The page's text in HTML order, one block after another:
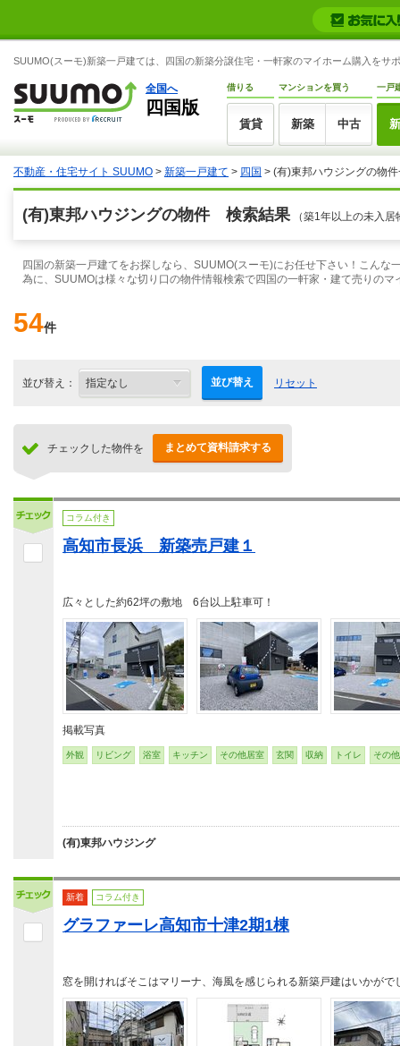
SUUMO(スーモ)新築一戸建ては、四国の新築分譲住宅・一軒家のマイホーム購入をサ
全国へ
四国版
借りる
賃貸
マンションを買う
新築 中古
一戸
不動産・住宅サイト SUUMO > 新築一戸建て > 四国 > (有)東邦ハウジングの物
(有)東邦ハウジングの物件 検索結果 （築1年以上の未入
四国の新築一戸建てをお探しなら、SUUMO(スーモ)にお任せ下さい！こん
為に、SUUMOは様々な切り口の物件情報検索で四国の一軒家・建て売りの
54件
並び替え： 並び替え リセット
チェックした物件を まとめて資料請求する
コラム付き
高知市長浜 新築売戸建１
広々とした約62坪の敷地 6台以上駐車可！
掲載写真
外観 リビング 浴室 キッチン その他居室 玄関 収納 トイレ その
(有)東邦ハウジング
新着 コラム付き
グラファーレ高知市十津2期1棟
窓を開ければそこはマリーナ、海風を感じられる新築戸建はいかがで